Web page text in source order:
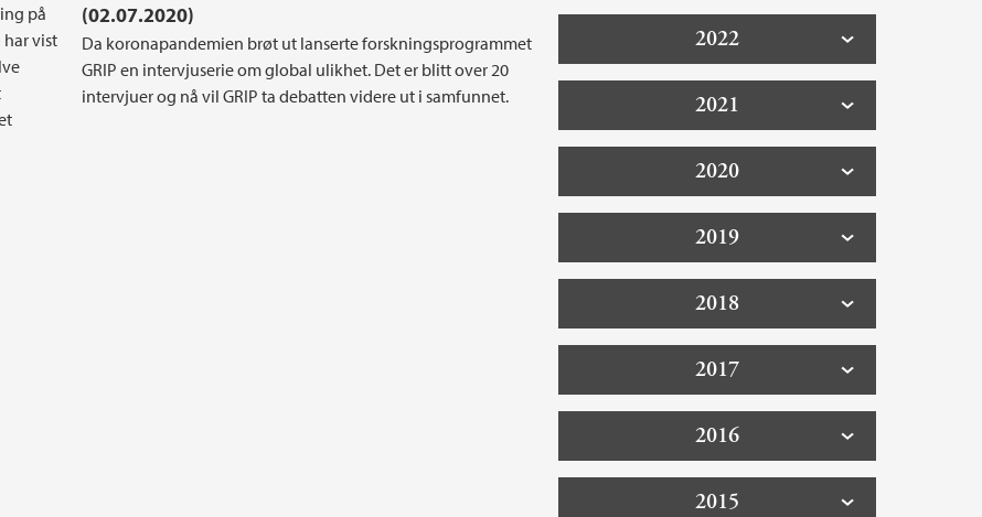
på
vist
(02.07.2020)
Da koronapandemien brøt ut lanserte forskningsprogrammet
GRIP en intervjuserie om global ulikhet. Det er blitt over 20
intervjuer og nå vil GRIP ta debatten videre ut i samfunnet.
2022
2021
2020
2019
2018
2017
2016
2015